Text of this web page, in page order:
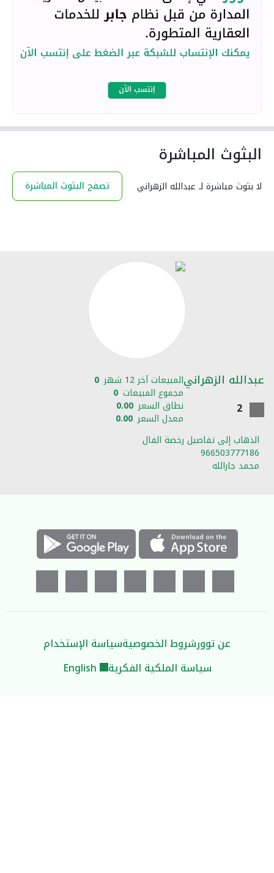
البثوث المباشرة
لا بثوث مباشرة لـ عبدالله الزهراني تصفح البثوث المباشرة
عبدالله الزهراني
2
المبيعات آخر 12 شهر 0
مجموع المبيعات 0
نطاق السعر 0.00
معدل السعر 0.00
الذهاب إلى تفاصيل رخصة الفال
966503777186
محمد جارالله
عن توورشروط الخصوصيةسياسة الإستخدام
سياسة الملكية الفكرية
English